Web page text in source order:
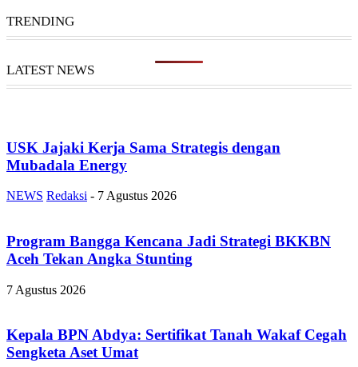
TRENDING
LATEST NEWS
USK Jajaki Kerja Sama Strategis dengan
Mubadala Energy
NEWS Redaksi - 7 Agustus 2026
Program Bangga Kencana Jadi Strategi BKKBN
Aceh Tekan Angka Stunting
7 Agustus 2026
Kepala BPN Abdya: Sertifikat Tanah Wakaf Cegah
Sengketa Aset Umat